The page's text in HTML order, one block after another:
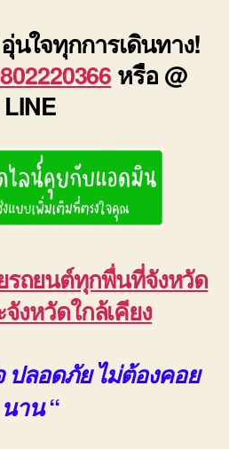
นใจทุกการเดินทาง!
หรือ @
LINE
รถยนต์ทุกพื่นที่จังหวัด
งหวัดใกล้เคียง
ปลอดภัย ไม่ต้องคอย
นาน“